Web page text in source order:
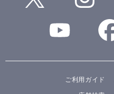
ご利用ガイド